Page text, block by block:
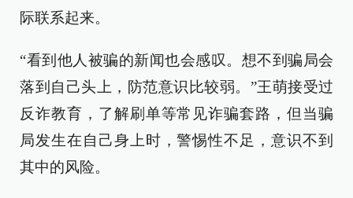
际联系起来。
“看到他人被骗的新闻也会感叹。想不到骗局会
落到自己头上，防范意识比较弱。”王萌接受过
反诈教育，了解刷单等常见诈骗套路，但当骗
局发生在自己身上时，警惕性不足，意识不到
其中的风险。